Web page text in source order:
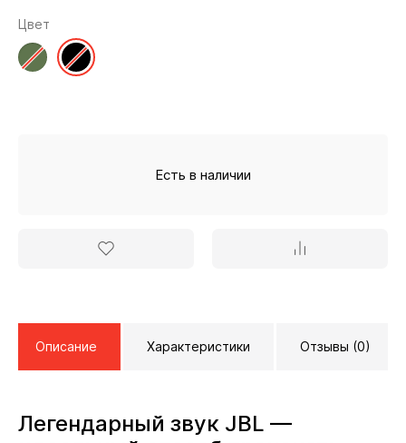
Цвет
Есть в наличии
Описание Характеристики Отзывы (0)
Легендарный звук JBL —